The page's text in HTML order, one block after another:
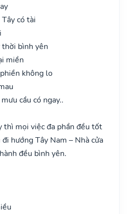
có tài
bình yên
miền
không lo
cầu có ngay..
thì mọi việc đa phần đều tốt
hướng Tây Nam – Nhà cửa
đều bình yên.